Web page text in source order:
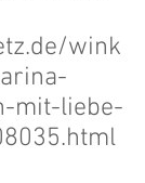
wink
mit-liebe-